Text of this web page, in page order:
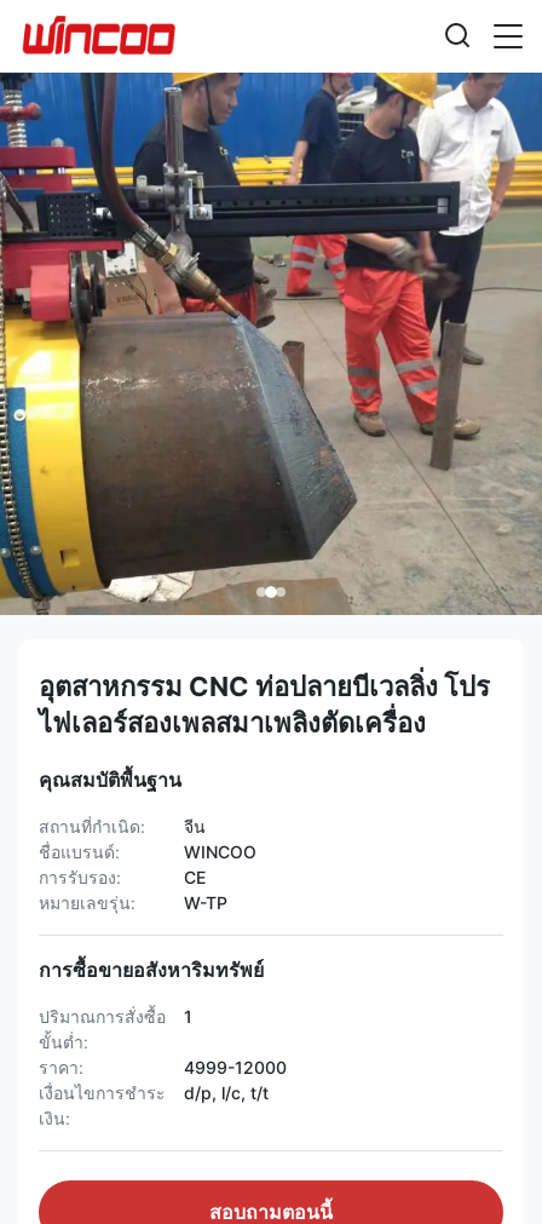
อุตสาหกรรม CNC ท่อปลายบีเวลลิ่ง โปร
ไฟเลอร์สองเพลสมาเพลิงตัดเครื่อง
คุณสมบัติพื้นฐาน
สถานที่กำเนิด:
จีน
ชื่อแบรนด์:
WINCOO
การรับรอง:
CE
หมายเลขรุ่น:
W-TP
การซื้อขายอสังหาริมทรัพย์
ปริมาณการสั่งซื้อ
ขั้นต่ำ:
1
ราคา:
4999-12000
เงื่อนไขการชำระ
เงิน:
d/p, l/c, t/t
สอบถามตอนนี้